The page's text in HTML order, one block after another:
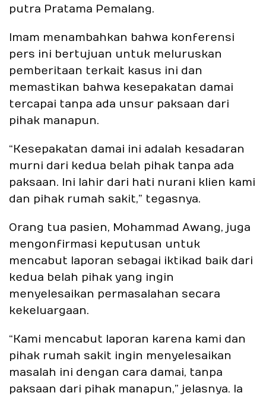
putra Pratama Pemalang.
Imam menambahkan bahwa konferensi
pers ini bertujuan untuk meluruskan
pemberitaan terkait kasus ini dan
memastikan bahwa kesepakatan damai
tercapai tanpa ada unsur paksaan dari
pihak manapun.
“Kesepakatan damai ini adalah kesadaran
murni dari kedua belah pihak tanpa ada
paksaan. Ini lahir dari hati nurani klien kami
dan pihak rumah sakit,” tegasnya.
Orang tua pasien, Mohammad Awang, juga
mengonfirmasi keputusan untuk
mencabut laporan sebagai iktikad baik dari
kedua belah pihak yang ingin
menyelesaikan permasalahan secara
kekeluargaan.
“Kami mencabut laporan karena kami dan
pihak rumah sakit ingin menyelesaikan
masalah ini dengan cara damai, tanpa
paksaan dari pihak manapun,” jelasnya. Ia